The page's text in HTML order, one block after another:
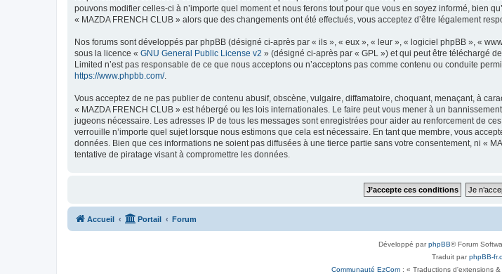
pouvons modifier celles-ci à n’importe quel moment et nous ferons tout pour que vous en soyez informé, bien
« MAZDA FRENCH CLUB » alors que des changements ont été effectués, vous acceptez d’être légalement
Nos forums sont développés par phpBB (désigné ci-après par « ils », « eux », « leur », « logiciel phpBB », «
sous la licence « GNU General Public License v2 » (désigné ci-après par « GPL ») et qui peut être téléchargé
Limited n’est pas responsable de ce que nous acceptons ou n’acceptons pas comme contenu ou conduite
https://www.phpbb.com/.
Vous acceptez de ne pas publier de contenu abusif, obscène, vulgaire, diffamatoire, choquant, menaçant, à
« MAZDA FRENCH CLUB » est hébergé ou les lois internationales. Le faire peut vous mener à un
jugeons nécessaire. Les adresses IP de tous les messages sont enregistrées pour aider au renforcement de
verrouille n’importe quel sujet lorsque nous estimons que cela est nécessaire. En tant que membre, vous
données. Bien que ces informations ne soient pas diffusées à une tierce partie sans votre consentement, ni «
tentative de piratage visant à compromettre les données.
Accueil Portail Forum
Développé parphpBB® Forum
Traduit parphpBB-
Communauté EzCom : « Traductions d'extensions